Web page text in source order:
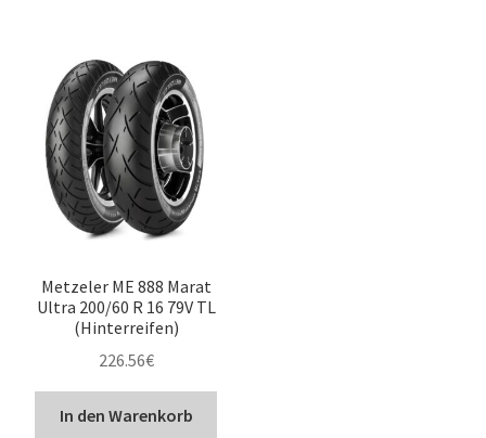
Metzeler ME 888 Marat
Ultra 200/60 R 16 79V TL
(Hinterreifen)
226.56€
In den Warenkorb